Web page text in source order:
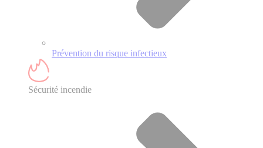
Prévention du risque infectieux
Sécurité incendie